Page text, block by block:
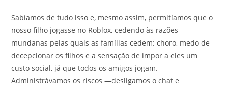
Sabíamos de tudo isso e, mesmo assim, permitíamos que o
nosso filho jogasse no Roblox, cedendo às razões
mundanas pelas quais as famílias cedem: choro, medo de
decepcionar os filhos e a sensação de impor a eles um
custo social, já que todos os amigos jogam.
Administrávamos os riscos —desligamos o chat e